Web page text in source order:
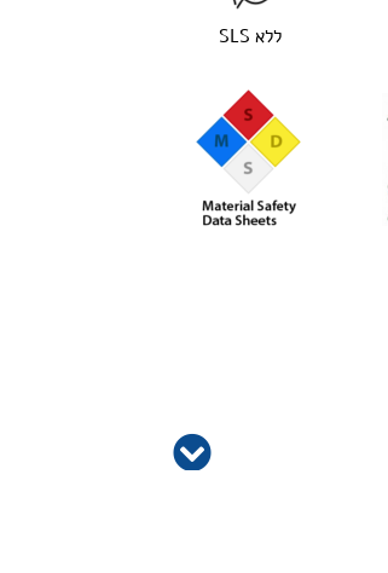
ללא SLS